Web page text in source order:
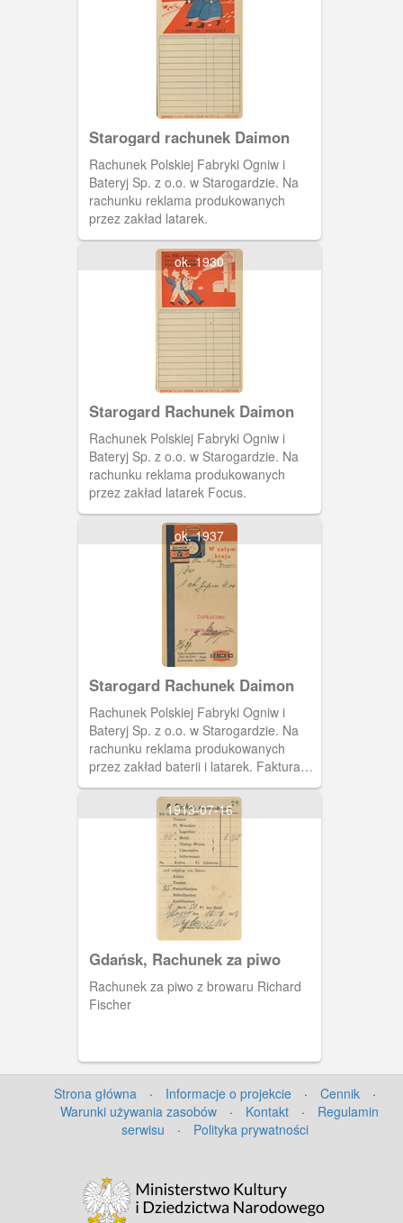
Starogard rachunek Daimon
Rachunek Polskiej Fabryki Ogniw i
Bateryj Sp. z o.o. w Starogardzie. Na
rachunku reklama produkowanych
przez zakład latarek.
ok. 1930
Starogard Rachunek Daimon
Rachunek Polskiej Fabryki Ogniw i
Bateryj Sp. z o.o. w Starogardzie. Na
rachunku reklama produkowanych
przez zakład latarek Focus.
ok. 1937
Starogard Rachunek Daimon
Rachunek Polskiej Fabryki Ogniw i
Bateryj Sp. z o.o. w Starogardzie. Na
rachunku reklama produkowanych
przez zakład baterii i latarek. Faktura
wystawiona dla firmy W. Kraffke
(dawniej A. Grzesiński) z Chełmna.
1913-07-16
Gdańsk, Rachunek za piwo
Rachunek za piwo z browaru Richard
Fischer
Strona główna · Informacje o projekcie · Cennik
·
Warunki używania zasobów
· Kontakt ·
Regulamin
serwisu
· Polityka prywatności